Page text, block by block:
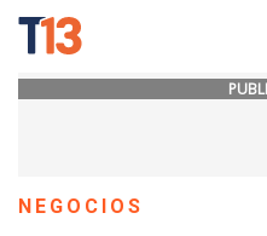
NEGOCIOS